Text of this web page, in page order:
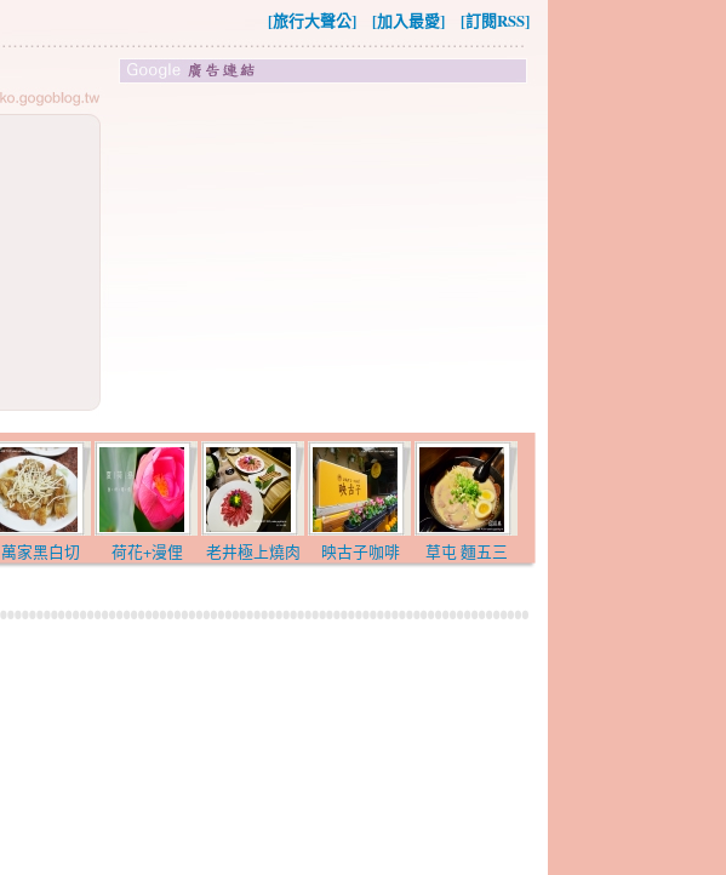
[旅行大聲公] [加入最愛] [訂閱RSS]
萬家黑白切 荷花+漫俚 老井極上燒肉 映古子咖啡 草屯 麵五三